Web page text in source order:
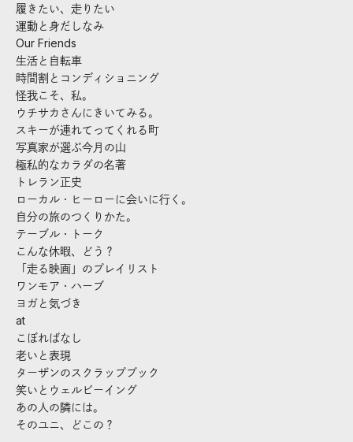
履きたい、走りたい
運動と身だしなみ
Our Friends
生活と自転車
時間割とコンディショニング
怪我こそ、私。
ウチサカさんにきいてみる。
スキーが連れてってくれる町
写真家が選ぶ今月の山
極私的なカラダの名著
トレラン正史
ローカル・ヒーローに会いに行く。
自分の旅のつくりかた。
テーブル・トーク
こんな休暇、どう？
「走る映画」のプレイリスト
ワンモア・ハーブ
ヨガと気づき
at
こぼればなし
老いと表現
ターザンのスクラップブック
笑いとウェルビーイング
あの人の隣には。
そのユニ、どこの？